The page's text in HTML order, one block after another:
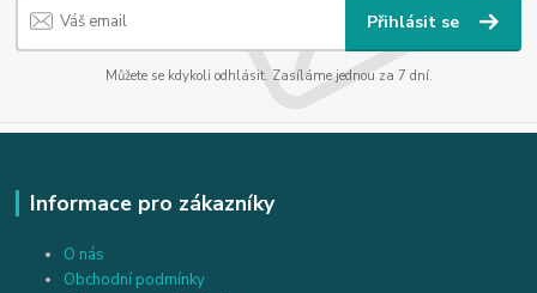
Přihlásit se
Můžete se kdykoli odhlásit. Zasíláme jednou za 7 dní.
Informace pro zákazníky
O nás
Obchodní podmínky